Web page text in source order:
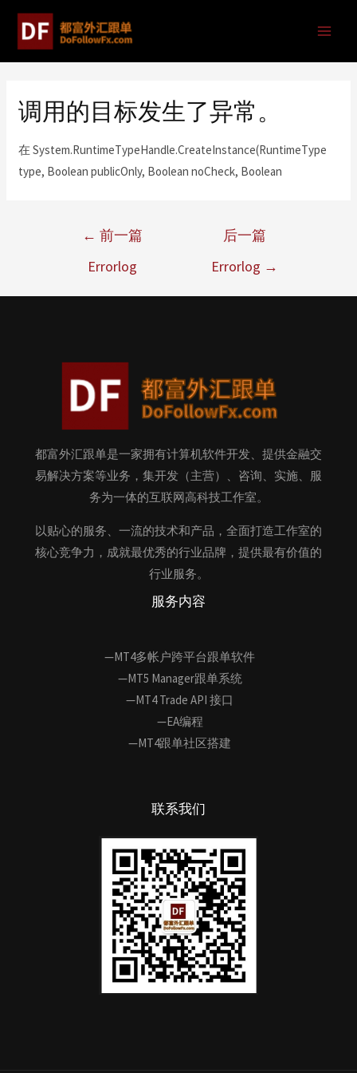
调用的目标发生了异常。
在 System.RuntimeTypeHandle.CreateInstance(RuntimeType
type, Boolean publicOnly, Boolean noCheck, Boolean
← 前一篇
Errorlog
后一篇
Errorlog →
都富外汇跟单是一家拥有计算机软件开发、提供金融交
易解决方案等业务，集开发（主营）、咨询、实施、服
务为一体的互联网高科技工作室。
以贴心的服务、一流的技术和产品，全面打造工作室的
核心竞争力，成就最优秀的行业品牌，提供最有价值的
行业服务。
服务内容
—MT4多帐户跨平台跟单软件
—MT5 Manager跟单系统
—MT4 Trade API 接口
—EA编程
—MT4跟单社区搭建
联系我们